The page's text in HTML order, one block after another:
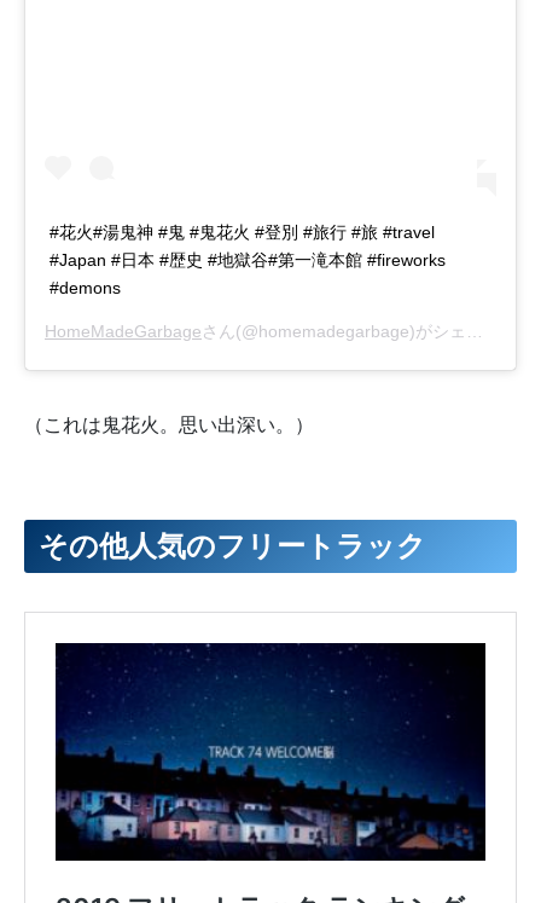
#花火#湯鬼神 #鬼 #鬼花火 #登別 #旅行 #旅 #travel
#Japan #日本 #歴史 #地獄谷#第一滝本館 #fireworks
#demons
HomeMadeGarbageさん(@homemadegarbage)がシェアした投稿 –
（これは鬼花火。思い出深い。）
その他人気のフリートラック